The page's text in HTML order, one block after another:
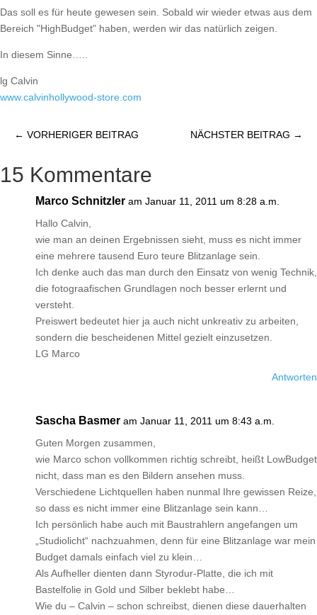
Das soll es für heute gewesen sein. Sobald wir wieder etwas aus dem
Bereich "HighBudget" haben, werden wir das natürlich zeigen.
In diesem Sinne…..
lg Calvin
www.calvinhollywood-store.com
← VORHERIGER BEITRAG NÄCHSTER BEITRAG →
15 Kommentare
Marco Schnitzler am Januar 11, 2011 um 8:28 a.m.
Hallo Calvin,
wie man an deinen Ergebnissen sieht, muss es nicht immer
eine mehrere tausend Euro teure Blitzanlage sein.
Ich denke auch das man durch den Einsatz von wenig Technik,
die fotograafischen Grundlagen noch besser erlernt und
versteht.
Preiswert bedeutet hier ja auch nicht unkreativ zu arbeiten,
sondern die bescheidenen Mittel gezielt einzusetzen.
LG Marco
Antworten
Sascha Basmer am Januar 11, 2011 um 8:43 a.m.
Guten Morgen zusammen,
wie Marco schon vollkommen richtig schreibt, heißt LowBudget
nicht, dass man es den Bildern ansehen muss.
Verschiedene Lichtquellen haben nunmal Ihre gewissen Reize,
so dass es nicht immer eine Blitzanlage sein kann…
Ich persönlich habe auch mit Baustrahlern angefangen um
„Studiolicht“ nachzuahmen, denn für eine Blitzanlage war mein
Budget damals einfach viel zu klein…
Als Aufheller dienten dann Styrodur-Platte, die ich mit
Bastelfolie in Gold und Silber beklebt habe…
Wie du – Calvin – schon schreibst, dienen diese dauerhalten